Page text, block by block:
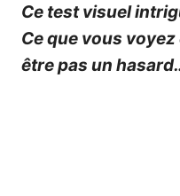
Ce test visuel
Ce que vous
être pas un